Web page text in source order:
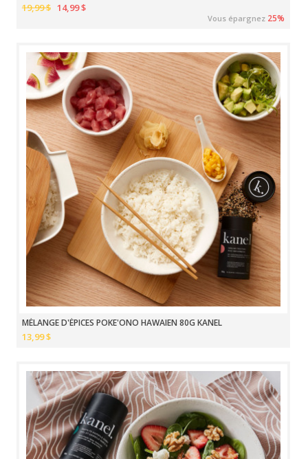
19,99 $ 14,99 $
Vous épargnez 25%
MÉLANGE D'ÉPICES POKE'ONO HAWAIEN 80G KANEL
13,99 $